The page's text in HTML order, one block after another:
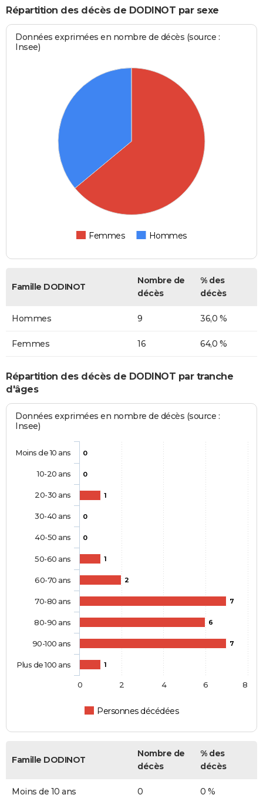
Répartition des décès de DODINOT par sexe
Données exprimées en nombre de décès (source :
Insee)
Femmes Hommes
Famille DODINOT
Nombre de
décès
% des
décès
Hommes 9 36,0 %
Femmes 16 64,0 %
Répartition des décès de DODINOT par tranche
d'âges
Données exprimées en nombre de décès (source :
Insee)
0
0
1
0
0
1
2
7
6
7
1
Personnes décédées
Moins de 10 ans
10-20 ans
20-30 ans
30-40 ans
40-50 ans
50-60 ans
60-70 ans
70-80 ans
80-90 ans
90-100 ans
Plus de 100 ans
0 2 4 6 8
Famille DODINOT
Nombre de
décès
% des
décès
Moins de 10 ans 0 0 %